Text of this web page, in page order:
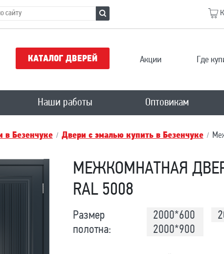
КАТАЛОГ ДВЕРЕЙ Акции Где
Наши работы Оптовикам
Безенчукe Двери с эмалью купить в Безенчукe
МЕЖКОМНАТНАЯ
RAL 5008
Размер
полотна:
2000*600
2000*900